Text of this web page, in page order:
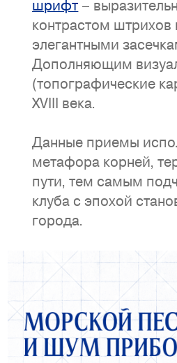
шрифт – в
контрастом штрихов
элегантными
Дополняющим
(топографические
XVIII века.
Данные приемы
метафора корней,
пути, тем самым
клуба с эпохой
города.